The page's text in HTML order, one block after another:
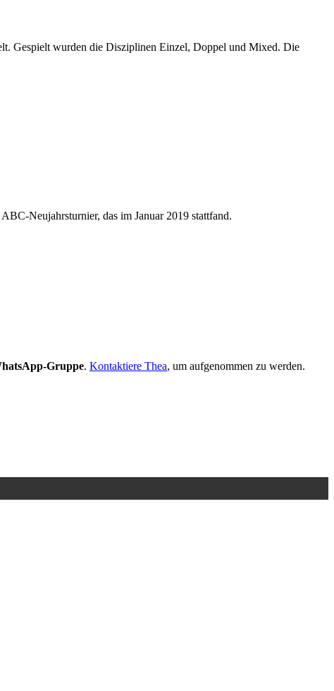
Gespielt wurden die Disziplinen Einzel, Doppel und Mixed. Die
Neujahrsturnier, das im Januar 2019 stattfand.
Gruppe. Kontaktiere Thea, um aufgenommen zu werden.